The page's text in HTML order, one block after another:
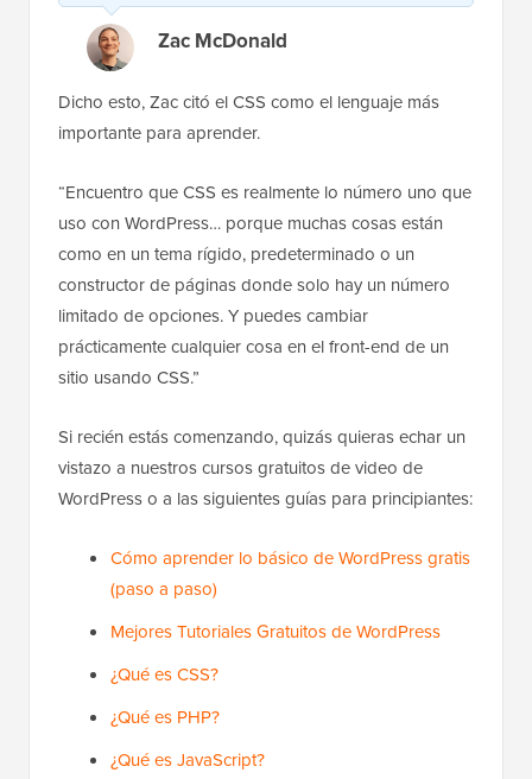
Zac McDonald
Dicho esto, Zac citó el CSS como el lenguaje más
importante para aprender.
“Encuentro que CSS es realmente lo número uno que
uso con WordPress… porque muchas cosas están
como en un tema rígido, predeterminado o un
constructor de páginas donde solo hay un número
limitado de opciones. Y puedes cambiar
prácticamente cualquier cosa en el front-end de un
sitio usando CSS.”
Si recién estás comenzando, quizás quieras echar un
vistazo a nuestros cursos gratuitos de video de
WordPress o a las siguientes guías para principiantes:
Cómo aprender lo básico de WordPress gratis
(paso a paso)
Mejores Tutoriales Gratuitos de WordPress
¿Qué es CSS?
¿Qué es PHP?
¿Qué es JavaScript?